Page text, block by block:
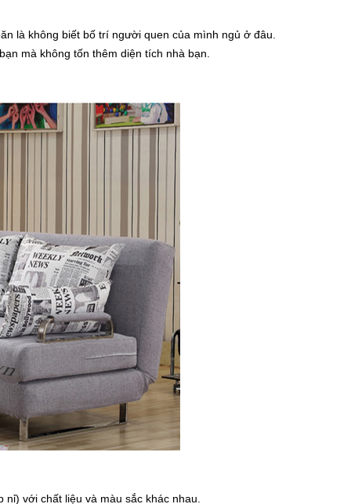
là không biết bố trí người quen của mình ngủ ở đâu.
mà không tốn thêm diện tích nhà bạn.
với chất liệu và màu sắc khác nhau.